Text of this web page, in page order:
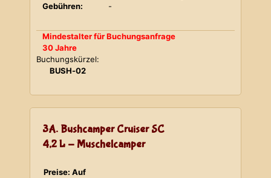
Gebühren:
-
Mindestalter für Buchungsanfrage
30 Jahre
Buchungskürzel:
BUSH-02
3A. Bushcamper Cruiser SC
4,2 L - Muschelcamper
Preise: Auf